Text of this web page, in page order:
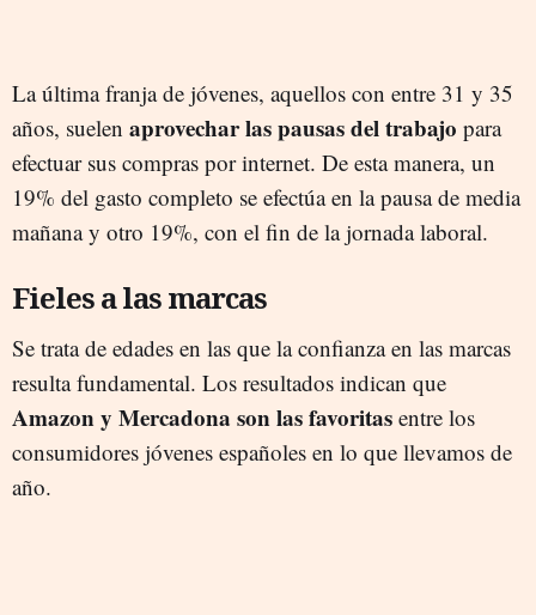
La última franja de jóvenes, aquellos con entre 31 y 35
años, suelen aprovechar las pausas del trabajo para
efectuar sus compras por internet. De esta manera, un
19% del gasto completo se efectúa en la pausa de media
mañana y otro 19%, con el fin de la jornada laboral.
Fieles a las marcas
Se trata de edades en las que la confianza en las marcas
resulta fundamental. Los resultados indican que
Amazon y Mercadona son las favoritas entre los
consumidores jóvenes españoles en lo que llevamos de
año.